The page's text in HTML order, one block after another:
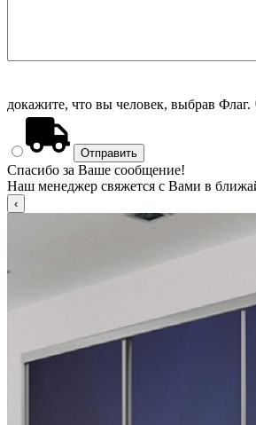
докажите, что вы человек, выбрав Флаг.
Спасибо за Ваше сообщение!
Наш менеджер свяжется с Вами в